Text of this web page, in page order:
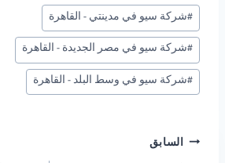
#شركة سيو في مدينتي - القاهرة
#شركة سيو في مصر الجديدة - القاهرة
#شركة سيو في وسط البلد - القاهرة
تصفّح
السابق